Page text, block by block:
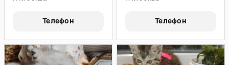
Телефон Телефон